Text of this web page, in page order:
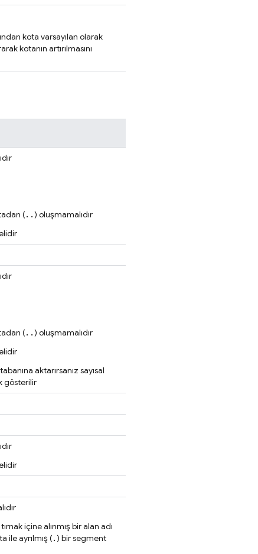
kota varsayılan olarak
kotanın artırılmasını
(..) oluşmamalıdır
(..) oluşmamalıdır
aktarırsanız sayısal
gösterilir
içine alınmış bir alan adı
ile ayrılmış (.) bir segment